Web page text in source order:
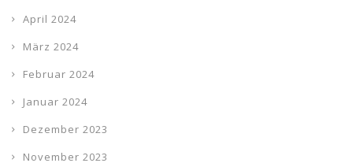
April 2024
März 2024
Februar 2024
Januar 2024
Dezember 2023
November 2023